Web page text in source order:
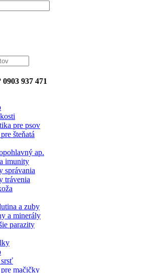
0903 937 471
pre psov
šteňatá
ap.
imunity
správania
trávenia
a zuby
a minerály
parazity
mačičky